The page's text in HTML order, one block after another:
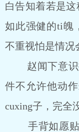
白告知着若是
如此强健的ti魄
不重视怕是情况
赵闻下意识
件不允许他动
cuxing子，完全
手背如愿贴